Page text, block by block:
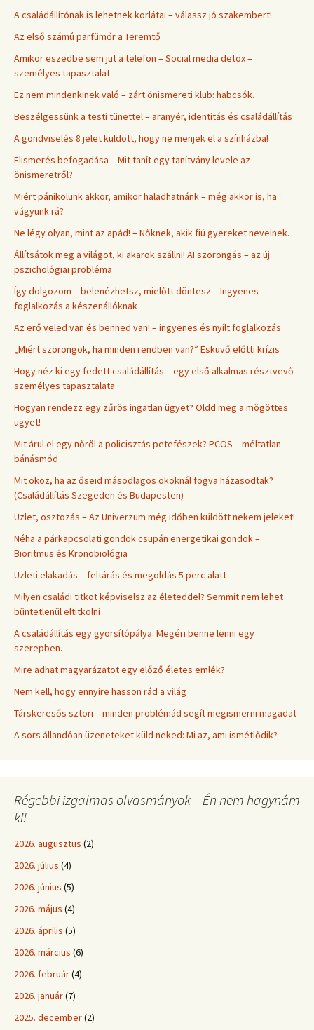
A családállítónak is lehetnek korlátai – válassz jó szakembert!
Az első számú parfümőr a Teremtő
Amikor eszedbe sem jut a telefon – Social media detox –
személyes tapasztalat
Ez nem mindenkinek való – zárt önismereti klub: habcsók.
Beszélgessünk a testi tünettel – aranyér, identitás és családállítás
A gondviselés 8 jelet küldött, hogy ne menjek el a színházba!
Elismerés befogadása – Mit tanít egy tanítvány levele az
önismeretről?
Miért pánikolunk akkor, amikor haladhatnánk – még akkor is, ha
vágyunk rá?
Ne légy olyan, mint az apád! – Nőknek, akik fiú gyereket nevelnek.
Állítsátok meg a világot, ki akarok szállni! AI szorongás – az új
pszichológiai probléma
Így dolgozom – belenézhetsz, mielőtt döntesz – Ingyenes
foglalkozás a készenállóknak
Az erő veled van és benned van! – ingyenes és nyílt foglalkozás
„Miért szorongok, ha minden rendben van?” Esküvő előtti krízis
Hogy néz ki egy fedett családállítás – egy első alkalmas résztvevő
személyes tapasztalata
Hogyan rendezz egy zűrös ingatlan ügyet? Oldd meg a mögöttes
ügyet!
Mit árul el egy nőről a policisztás petefészek? PCOS – méltatlan
bánásmód
Mit okoz, ha az őseid másodlagos okoknál fogva házasodtak?
(Családállítás Szegeden és Budapesten)
Üzlet, osztozás – Az Univerzum még időben küldött nekem jeleket!
Néha a párkapcsolati gondok csupán energetikai gondok –
Bioritmus és Kronobiológia
Üzleti elakadás – feltárás és megoldás 5 perc alatt
Milyen családi titkot képviselsz az életeddel? Semmit nem lehet
büntetlenül eltitkolni
A családállítás egy gyorsítópálya. Megéri benne lenni egy
szerepben.
Mire adhat magyarázatot egy előző életes emlék?
Nem kell, hogy ennyire hasson rád a világ
Társkeresős sztori – minden problémád segít megismerni magadat
A sors állandóan üzeneteket küld neked: Mi az, ami ismétlődik?
Régebbi izgalmas olvasmányok – Én nem hagynám
ki!
2026. augusztus (2)
2026. július (4)
2026. június (5)
2026. május (4)
2026. április (5)
2026. március (6)
2026. február(4)
2026. január(7)
2025. december(2)